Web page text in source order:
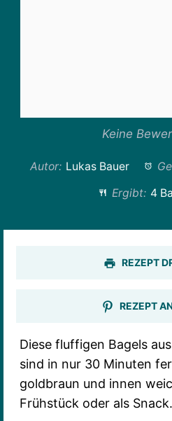
Keine
Autor: Lukas Bauer
Ergibt: 4
REZEPT
REZEPT
Diese fluffigen Bagels
sind in nur 30 Minuten
goldbraun und innen
Frühstück oder als Snack.